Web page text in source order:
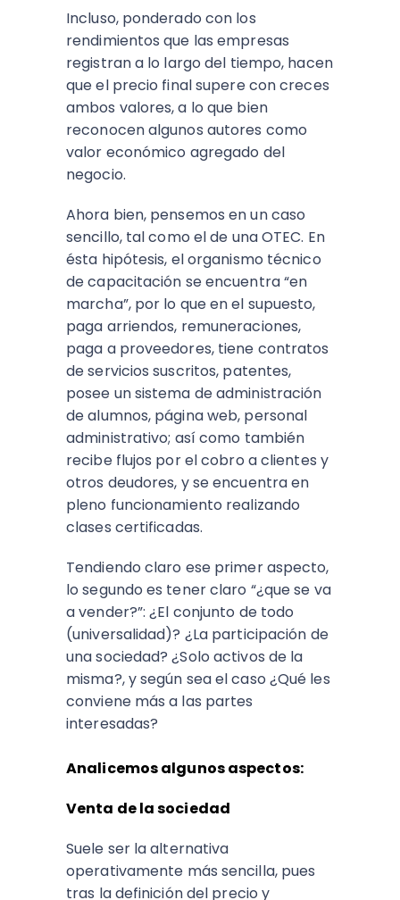
Incluso, ponderado con los
rendimientos que las empresas
registran a lo largo del tiempo, hacen
que el precio final supere con creces
ambos valores, a lo que bien
reconocen algunos autores como
valor económico agregado del
negocio.
Ahora bien, pensemos en un caso
sencillo, tal como el de una OTEC. En
ésta hipótesis, el organismo técnico
de capacitación se encuentra “en
marcha”, por lo que en el supuesto,
paga arriendos, remuneraciones,
paga a proveedores, tiene contratos
de servicios suscritos, patentes,
posee un sistema de administración
de alumnos, página web, personal
administrativo; así como también
recibe flujos por el cobro a clientes y
otros deudores, y se encuentra en
pleno funcionamiento realizando
clases certificadas.
Tendiendo claro ese primer aspecto,
lo segundo es tener claro “¿que se va
a vender?”: ¿El conjunto de todo
(universalidad)? ¿La participación de
una sociedad? ¿Solo activos de la
misma?, y según sea el caso ¿Qué les
conviene más a las partes
interesadas?
Analicemos algunos aspectos:
Venta de la sociedad
Suele ser la alternativa
operativamente más sencilla, pues
tras la definición del precio y